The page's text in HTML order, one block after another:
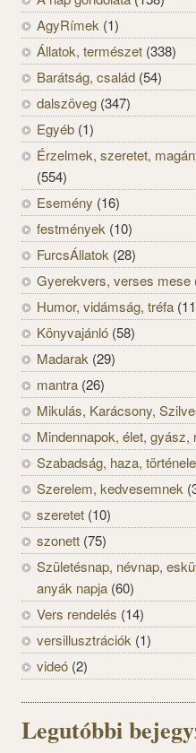
AgyRímek (1)
Állatok, természet (338)
Barátság, család (54)
dalszöveg (347)
Egyéb (1)
Érzelmek, szeretet,
(554)
Esemény (16)
festmények (10)
FurcsÁllatok (28)
Gyerekvers, verses mese
Humor, vidámság, tréfa
Könyvajánló (58)
Madarak (29)
mantra (26)
Mikulás, Karácsony,
Mindennapok, élet, gyász,
Szabadság, haza,
Szerelem, kedvesemnek
szeretet (10)
szonett (75)
Születésnap, névnap,
anyák napja (60)
Vers rendelés (14)
versillusztrációk (1)
videó (2)
Legutóbbi